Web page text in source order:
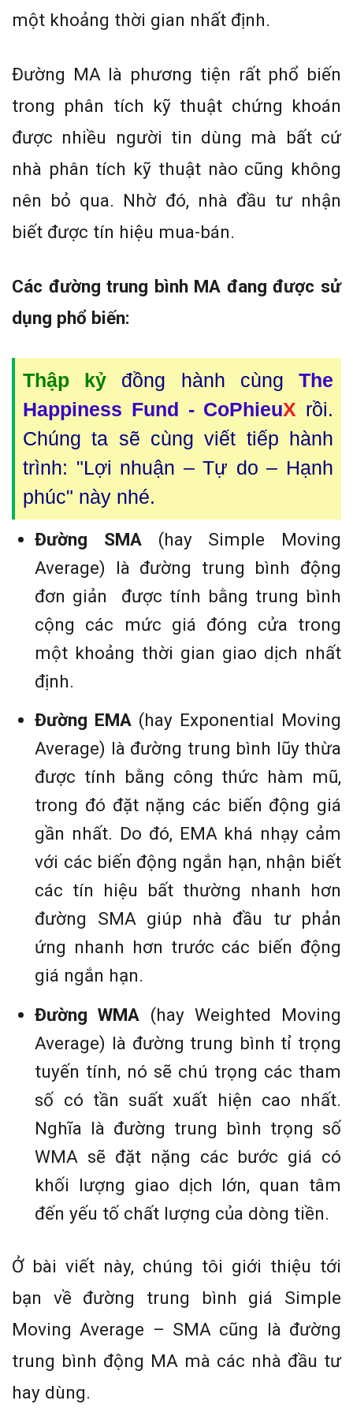
một khoảng thời gian nhất định.
Đường MA là phương tiện rất phổ biến
trong phân tích kỹ thuật chứng khoán
được nhiều người tin dùng mà bất cứ
nhà phân tích kỹ thuật nào cũng không
nên bỏ qua. Nhờ đó, nhà đầu tư nhận
biết được tín hiệu mua-bán.
Các đường trung bình MA đang được sử
dụng phổ biến:
Thập kỷ đồng hành cùngThe
Happiness Fund - CoPhieuX rồi.
Chúng ta sẽ cùng viết tiếp hành
trình: "Lợi nhuận – Tự do – Hạnh
phúc" này nhé.
Đường SMA(hay Simple Moving
Average) là đường trung bình động
đơn giản được tính bằng trung bình
cộng các mức giá đóng cửa trong
một khoảng thời gian giao dịch nhất
định.
Đường EMA (hay Exponential Moving
Average) là đường trung bình lũy thừa
được tính bằng công thức hàm mũ,
trong đó đặt nặng các biến động giá
gần nhất. Do đó, EMA khá nhạy cảm
với các biến động ngắn hạn, nhận biết
các tín hiệu bất thường nhanh hơn
đường SMA giúp nhà đầu tư phản
ứng nhanh hơn trước các biến động
giá ngắn hạn.
Đường WMA (hay Weighted Moving
Average) là đường trung bình tỉ trọng
tuyến tính, nó sẽ chú trọng các tham
số có tần suất xuất hiện cao nhất.
Nghĩa là đường trung bình trọng số
WMA sẽ đặt nặng các bước giá có
khối lượng giao dịch lớn, quan tâm
đến yếu tố chất lượng của dòng tiền.
Ở bài viết này, chúng tôi giới thiệu tới
bạn về đường trung bình giá Simple
Moving Average – SMA cũng là đường
trung bình động MA mà các nhà đầu tư
hay dùng.